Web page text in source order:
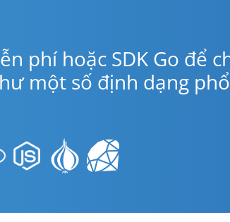
phí hoặc SDK Go để
một số định dạng